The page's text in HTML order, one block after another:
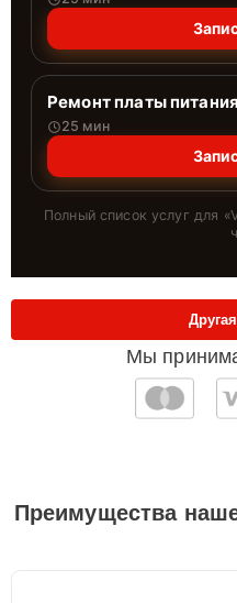
Ремонт платы питания
25 мин
Полный список услуг для «
Мы
Преимущества